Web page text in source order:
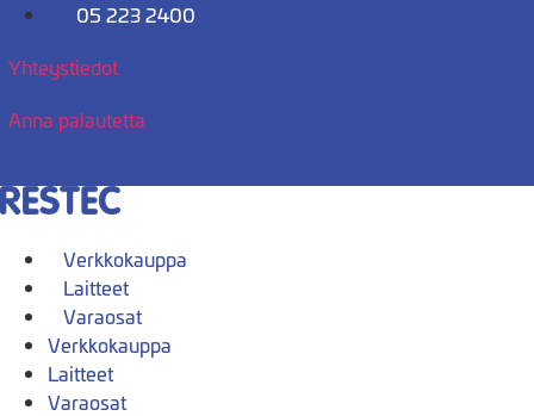
Mene
05 223 2400
Yhteystiedot
Anna palautetta
Verkkokauppa
Laitteet
Varaosat
Verkkokauppa
Laitteet
Varaosat